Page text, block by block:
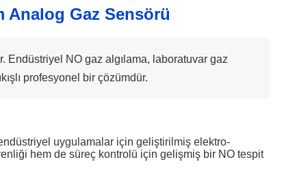
Analog Gaz Sensörü
Endüstriyel NO gaz algılama, laboratuvar gaz
profesyonel bir çözümdür.
uygulamalar için geliştirilmiş elektro-
hem de süreç kontrolü için gelişmiş bir NO tespit